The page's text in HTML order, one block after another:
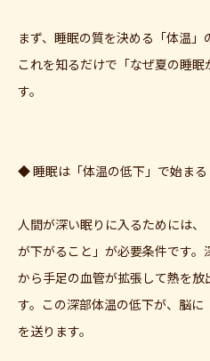
まず、睡眠の質を決める「体温」
これを知るだけで「なぜ夏の睡
す。
◆ 睡眠は「体温の低下」で始まる
人間が深い眠りに入るためには、
が下がること」が必要条件です
から手足の血管が拡張して熱を放
す。この深部体温の低下が、脳
を送ります。